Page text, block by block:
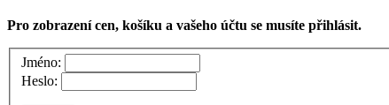
Pro zobrazení cen, košíku a vašeho účtu se musíte přihlásit.
Jméno:
Heslo: